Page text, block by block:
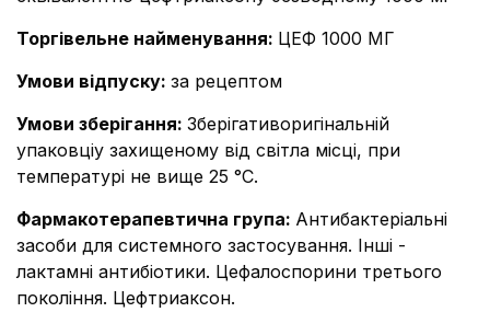
Торгівельне найменування: ЦЕФ 1000 МГ
Умови відпуску: за рецептом
Умови зберігання: Зберігативоригінальній
упаковціу захищеному від світла місці, при
температурі не вище 25 °С.
Фармакотерапевтична група: Антибактеріальні
засоби для системного застосування. Інші -
лактамні антибіотики. Цефалоспорини третього
покоління. Цефтриаксон.